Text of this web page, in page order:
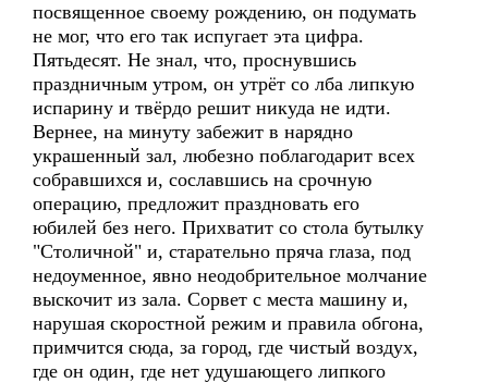
посвященное своему рождению, он подумать
не мог, что его так испугает эта цифра.
Пятьдесят. Не знал, что, проснувшись
праздничным утром, он утрёт со лба липкую
испарину и твёрдо решит никуда не идти.
Вернее, на минуту забежит в нарядно
украшенный зал, любезно поблагодарит всех
собравшихся и, сославшись на срочную
операцию, предложит праздновать его
юбилей без него. Прихватит со стола бутылку
"Столичной" и, старательно пряча глаза, под
недоуменное, явно неодобрительное молчание
выскочит из зала. Сорвет с места машину и,
нарушая скоростной режим и правила обгона,
примчится сюда, за город, где чистый воздух,
где он один, где нет удушающего липкого